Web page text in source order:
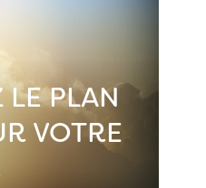
LE PLAN
VOTRE